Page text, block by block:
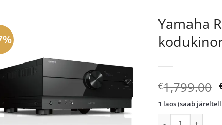
Yamaha
€1,799.00
1 laos (saab
Yamaha RX-A4A